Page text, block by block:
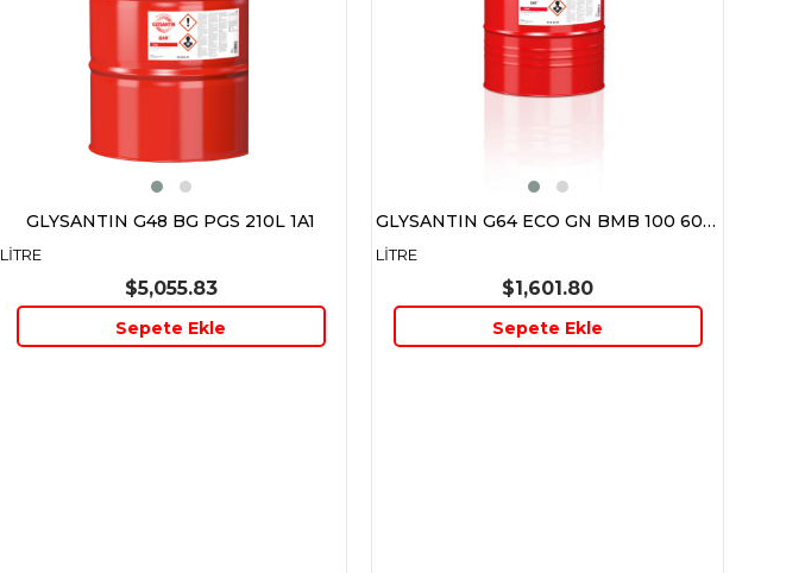
GLYSANTIN G48 BG PGS 210L 1A1
LİTRE
$5,055.83
GLYSANTIN G64 ECO GN BMB 100 60L 1A1
LİTRE
$1,601.80